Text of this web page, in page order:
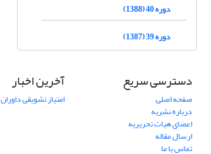
دوره 40 (1388)
دوره 39 (1387)
دسترسی سریع
صفحه اصلی
درباره نشریه
اعضای هیات تحریریه
ارسال مقاله
تماس با ما
آخرین اخبار
امتیاز تشویقی داوران